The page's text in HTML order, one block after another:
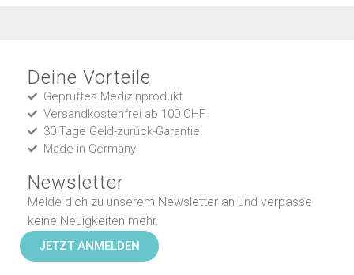
Deine Vorteile
Geprüftes Medizinprodukt
Versandkostenfrei ab 100 CHF
30 Tage Geld-zurück-Garantie
Made in Germany
Newsletter
Melde dich zu unserem Newsletter an und verpasse
keine Neuigkeiten mehr.
JETZT ANMELDEN